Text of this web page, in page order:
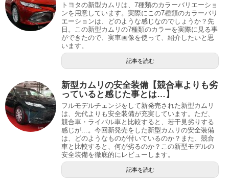
トヨタの新型カムリは、7種類のカラーバリエーショ
ンを用意しています。実際にこの7種類のカラーバリ
エーションは、どのような感じなのでしょうか？先
日。この新型カムリの7種類のカラーを実際に見る事
ができたので、実車画像を使って、紹介したいと思
います。
記事を読む
新型カムリの安全装備【競合車よりも劣
っていると感じた事とは…】
フルモデルチェンジをして新発売された新型カムリ
は、先代よりも安全装備が充実しています。ただ、
競合車・ライバル車と比較すると、若干見劣りする
感じが…。今回新発売をした新型カムリの安全装備
は、どのようなものが付いているのか？また、競合
車と比較すると、何が劣るのか？この新型モデルの
安全装備を徹底的にレビューします。
記事を読む